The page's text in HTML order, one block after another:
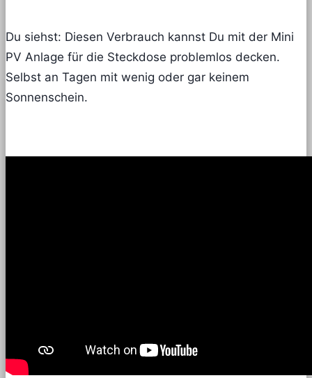
Du siehst: Diesen Verbrauch kannst Du mit der Mini
PV Anlage für die Steckdose problemlos decken.
Selbst an Tagen mit wenig oder gar keinem
Sonnenschein.